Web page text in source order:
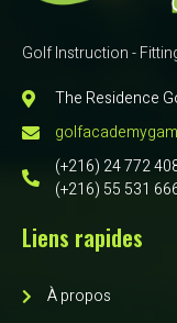
Golf Instruction -
The Residence
(+216) 24 772
(+216) 55 531
Liens rapides
À propos